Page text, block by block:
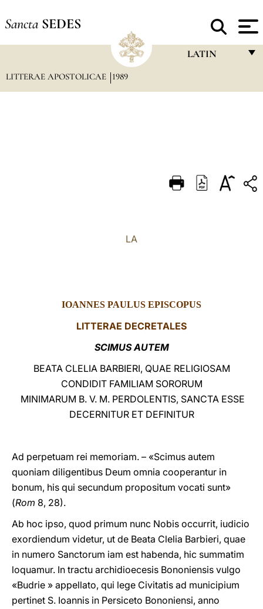
Sancta SEDES
LATIN
DEUTSCH
LITTERAE APOSTOLICAE 1989
LA
IOANNES PAULUS EPISCOPUS
LITTERAE DECRETALES
SCIMUS AUTEM
BEATA CLELIA BARBIERI, QUAE RELIGIOSAM
CONDIDIT FAMILIAM SORORUM
MINIMARUM B. V. M. PERDOLENTIS, SANCTA ESSE
DECERNITUR ET DEFINITUR
Ad perpetuam rei memoriam. – «Scimus autem
quoniam diligentibus Deum omnia cooperantur in
bonum, his qui secundum propositum vocati sunt»
(Rom 8, 28).
Ab hoc ipso, quod primum nunc Nobis occurrit, iudicio
exordiendum videtur, ut de Beata Clelia Barbieri, quae
in numero Sanctorum iam est habenda, hic summatim
loquamur. In tractu archidioecesis Bononiensis vulgo
«Budrie » appellato, qui lege Civitatis ad municipium
pertinet S. Ioannis in Persiceto Bononiensi, anno